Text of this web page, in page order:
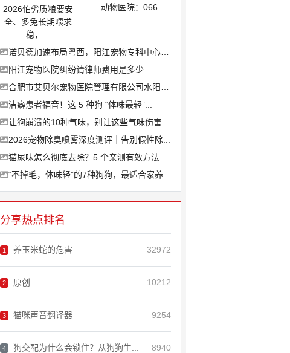
2026怕劣质粮要安
全、多兔长期喂求
稳，...
动物医院：066...
诺贝德加速布局粤西，阳江宠物专科中心医院...
阳江宠物医院纠纷请律师费用是多少
合肥市艾贝尔宠物医院管理有限公司水阳江路...
洁癖患者福音！这 5 种狗 “体味最轻”...
让狗崩溃的10种气味，别让这些气味伤害爱...
2026宠物除臭喷雾深度测评｜告别假性除...
猫尿味怎么彻底去除？5 个亲测有效方法，...
“不掉毛，体味轻”的7种狗狗，最适合家养
分享热点排名
1 养玉米蛇的危害 32972
2 原创 ... 10212
3 猫咪声音翻译器 9254
4 狗交配为什么会锁住？从狗狗生... 8940